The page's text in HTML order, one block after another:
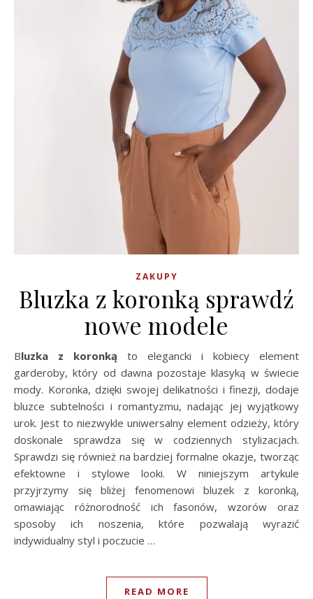
ZAKUPY
Bluzka z koronką sprawdź
nowe modele
Bluzka z koronką to elegancki i kobiecy element
garderoby, który od dawna pozostaje klasyką w świecie
mody. Koronka, dzięki swojej delikatności i finezji, dodaje
bluzce subtelności i romantyzmu, nadając jej wyjątkowy
urok. Jest to niezwykle uniwersalny element odzieży, który
doskonale sprawdza się w codziennych stylizacjach.
Sprawdzi się również na bardziej formalne okazje, tworząc
efektowne i stylowe looki. W niniejszym artykule
przyjrzymy się bliżej fenomenowi bluzek z koronką,
omawiając różnorodność ich fasonów, wzorów oraz
sposoby ich noszenia, które pozwalają wyrazić
indywidualny styl i poczucie …
READ MORE